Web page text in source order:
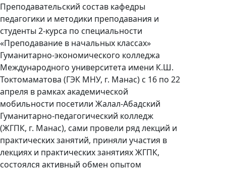
Преподавательский состав кафедры
педагогики и методики преподавания и
студенты 2-курса по специальности
«Преподавание в начальных классах»
Гуманитарно-экономического колледжа
Международного университета имени К.Ш.
Токтомаматова (ГЭК МНУ, г. Манас) с 16 по 22
апреля в рамках академической
мобильности посетили Жалал-Абадский
Гуманитарно-педагогический колледж
(ЖГПК, г. Манас), сами провели ряд лекций и
практических занятий, приняли участия в
лекциях и практических занятиях ЖГПК,
состоялся активный обмен опытом